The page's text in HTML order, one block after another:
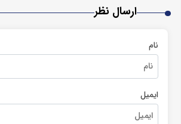
ارسال نظر
نام
ایمیل